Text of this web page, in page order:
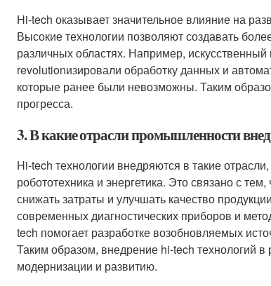
Hi-tech оказывает значительное влияние на
Высокие технологии позволяют создавать
различных областях. Например,
revolutionизировали обработку данных и
которые ранее были невозможны. Таким
прогресса.
3. В какие отрасли промышленности
Hi-tech технологии внедряются в такие
робототехника и энергетика. Это связано с
снижать затраты и улучшать качество
современных диагностических приборов и
tech помогает разработке возобновляемых
Таким образом, внедрение hi-tech технологий
модернизации и развитию.